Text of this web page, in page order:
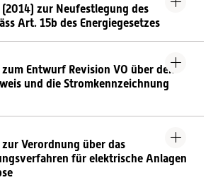
zur Neufestlegung des
Art. 15b des Energiegesetzes
Entwurf Revision VO über den
und die Stromkennzeichnung
Verordnung über das
für elektrische Anlagen